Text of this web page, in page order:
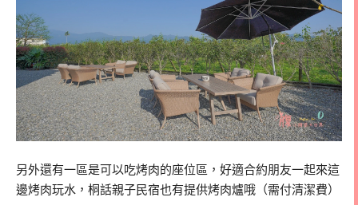
另外還有一區是可以吃烤肉的座位區，好適合約朋友一起來這
邊烤肉玩水，桐話親子民宿也有提供烤肉爐哦（需付清潔費）